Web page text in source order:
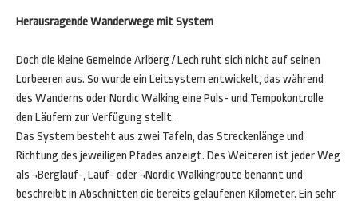
Herausragende Wanderwege mit System
Doch die kleine Gemeinde Arlberg / Lech ruht sich nicht auf seinen
Lorbeeren aus. So wurde ein Leitsystem entwickelt, das während
des Wanderns oder Nordic Walking eine Puls- und Tempokontrolle
den Läufern zur Verfügung stellt.
Das System besteht aus zwei Tafeln, das Streckenlänge und
Richtung des jeweiligen Pfades anzeigt. Des Weiteren ist jeder Weg
als ¬Berglauf-, Lauf- oder ¬Nordic Walkingroute benannt und
beschreibt in Abschnitten die bereits gelaufenen Kilometer. Ein sehr